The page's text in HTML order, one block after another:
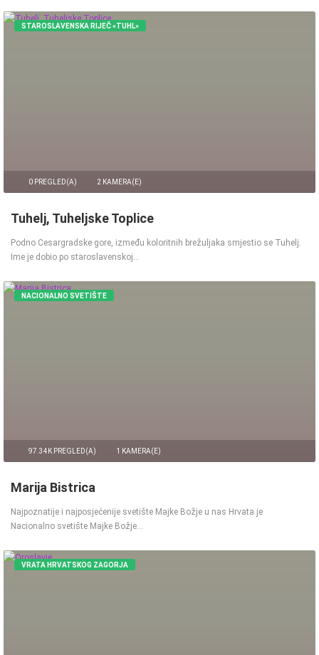
0 PREGLED(A) 2 KAMERA(E)
STAROSLAVENSKA RIJEČ «TUHL»
Tuhelj, Tuheljske Toplice
Podno Cesargradske gore, između koloritnih brežuljaka smjestio se Tuhelj.
Ime je dobio po staroslavenskoj…
97.34K PREGLED(A) 1 KAMERA(E)
NACIONALNO SVETIŠTE
Marija Bistrica
Najpoznatije i najposjećenije svetište Majke Božje u nas Hrvata je
Nacionalno svetište Majke Božje…
VRATA HRVATSKOG ZAGORJA